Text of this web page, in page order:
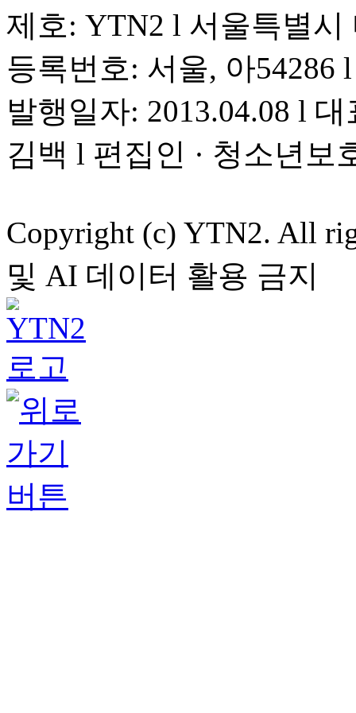
제호: YTN2 l 서울특별
등록번호: 서울, 아54286
발행일자: 2013.04.08 l
김백 l 편집인 · 청소년보
Copyright (c) YTN2. All
및 AI 데이터 활용 금지